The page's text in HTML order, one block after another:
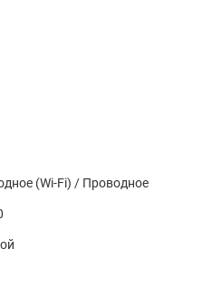
(Wi-Fi) / Проводное